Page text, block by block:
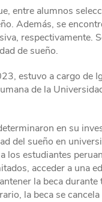
entre alumnos
Además, se
respectivamente.
de sueño.
estuvo a cargo de
de la
en su
del sueño en
los estudiantes
acceder a una
la beca
la beca se